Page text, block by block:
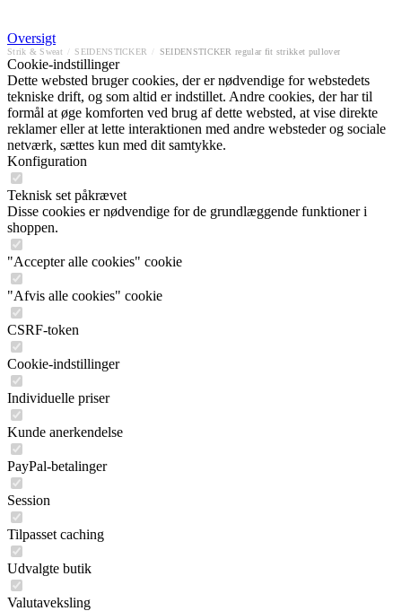
Oversigt
Strik & Sweat SEIDENSTICKER SEIDENSTICKER regular fit strikket pullover
Cookie-indstillinger
Dette websted bruger cookies, der er nødvendige for webstedets
tekniske drift, og som altid er indstillet. Andre cookies, der har til
formål at øge komforten ved brug af dette websted, at vise direkte
reklamer eller at lette interaktionen med andre websteder og sociale
netværk, sættes kun med dit samtykke.
Konfiguration
Teknisk set påkrævet
Disse cookies er nødvendige for de grundlæggende funktioner i
shoppen.
"Accepter alle cookies" cookie
"Afvis alle cookies" cookie
CSRF-token
Cookie-indstillinger
Individuelle priser
Kunde anerkendelse
PayPal-betalinger
Session
Tilpasset caching
Udvalgte butik
Valutaveksling